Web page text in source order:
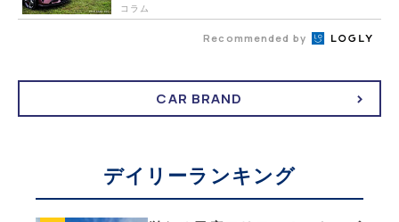
コラム
Recommended by
CAR BRAND
デイリーランキング